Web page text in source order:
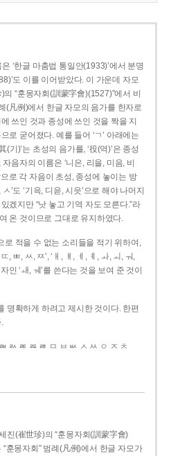
‘한글 마춤법 통일안(1933)’에서 분명
도 이를 이어받았다. 이 가운데 자모
“훈몽자회(訓蒙字會)(1527)”에서 비
(凡例)에서 한글 자모의 음가를 한자로
쓰인 것과 종성에 쓰인 것을 짝을 지
로 굳어졌다. 예를 들어 ‘ㄱ’ 아래에는
(기)’는 초성의 음가를, ‘役(역)’은 종성
음자의 이름은 ‘니은, 리을, 미음, 비
으로 각 자음이 초성, 종성에 놓이는 방
’도 ‘기윽, 디읃, 시읏’으로 해야 나머지
겠지만 “낫 놓고 기역 자도 모른다.”라
온 것이므로 그대로 유지하였다.
로 적을 수 없는 소리들을 적기 위하여,
, ㅃ, ㅆ, ㅉ’, ‘ㅐ, ㅒ, ㅔ, ㅖ, ㅘ, ㅚ, ㅝ,
인 ‘ㅙ, ㅞ’를 쓴다는 것을 보여 준 것이
명확하게 하려고 제시한 것이다. 한편
ㄽ ㄾ ㄿ ㅀ ㅁ ㅂ ㅄ ㅅ ㅆ ㅇ ㅈ ㅊ
진(崔世珍)의 “훈몽자회(訓蒙字會)
훈몽자회” 범례(凡例)에서 한글 자모가